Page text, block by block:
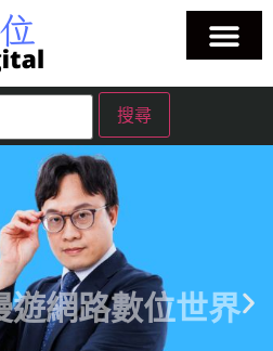
漫遊網路數位世界
練學習好用的科技工具、漫遊在這個
廣大的數位花園。
記工具教學 | 雲端服務教學 | 生成式AI
教學 |